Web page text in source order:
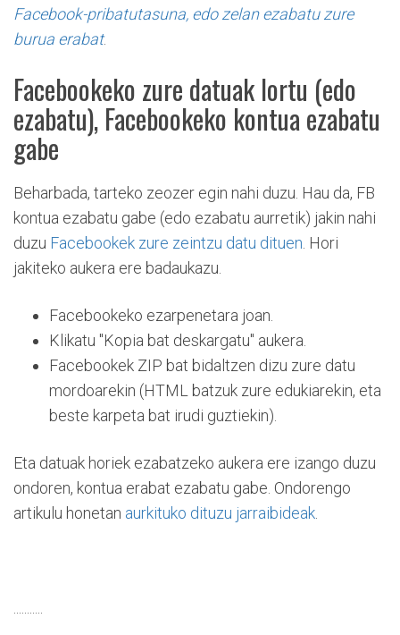
Facebook-pribatutasuna, edo zelan ezabatu zure
burua erabat.
Facebookeko zure datuak lortu (edo
ezabatu), Facebookeko kontua ezabatu
gabe
Beharbada, tarteko zeozer egin nahi duzu. Hau da, FB
kontua ezabatu gabe (edo ezabatu aurretik) jakin nahi
duzu Facebookek zure zeintzu datu dituen . Hori
jakiteko aukera ere badaukazu.
Facebookeko ezarpenetara joan.
Klikatu "Kopia bat deskargatu" aukera.
Facebookek ZIP bat bidaltzen dizu zure datu
mordoarekin (HTML batzuk zure edukiarekin, eta
beste karpeta bat irudi guztiekin).
Eta datuak horiek ezabatzeko aukera ere izango duzu
ondoren, kontua erabat ezabatu gabe. Ondorengo
artikulu honetan aurkituko dituzu jarraibideak